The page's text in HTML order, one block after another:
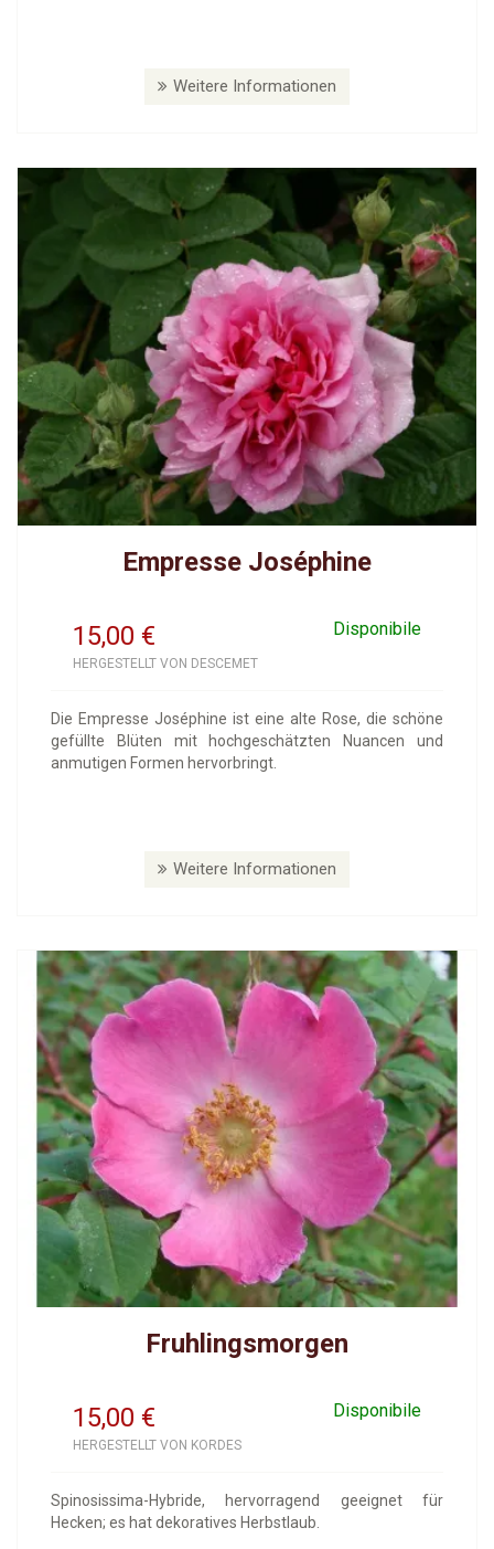
Weitere Informationen
Empresse Joséphine
15,00 Disponibile
€
HERGESTELLT VON DESCEMET
Die Empresse Joséphine ist eine alte Rose, die schöne
gefüllte Blüten mit hochgeschätzten Nuancen und
anmutigen Formen hervorbringt.
Weitere Informationen
Fruhlingsmorgen
15,00 Disponibile
€
HERGESTELLT VON KORDES
Spinosissima-Hybride, hervorragend geeignet für
Hecken; es hat dekoratives Herbstlaub.